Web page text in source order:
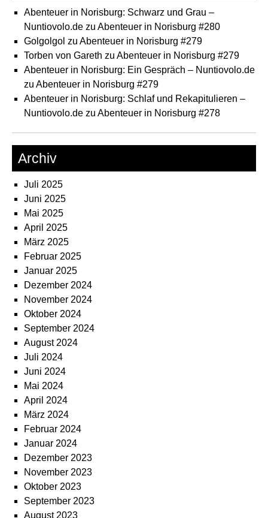
Abenteuer in Norisburg: Schwarz und Grau –
Nuntiovolo.de zu Abenteuer in Norisburg #280
Golgolgol zu Abenteuer in Norisburg #279
Torben von Gareth zu Abenteuer in Norisburg #279
Abenteuer in Norisburg: Ein Gespräch – Nuntiovolo.de
zu Abenteuer in Norisburg #279
Abenteuer in Norisburg: Schlaf und Rekapitulieren –
Nuntiovolo.de zu Abenteuer in Norisburg #278
Archiv
Juli 2025
Juni 2025
Mai 2025
April 2025
März 2025
Februar 2025
Januar 2025
Dezember 2024
November 2024
Oktober 2024
September 2024
August 2024
Juli 2024
Juni 2024
Mai 2024
April 2024
März 2024
Februar 2024
Januar 2024
Dezember 2023
November 2023
Oktober 2023
September 2023
August 2023